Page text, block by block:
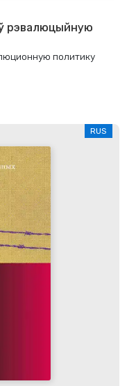
рэвалюцыйную
политику
RUS